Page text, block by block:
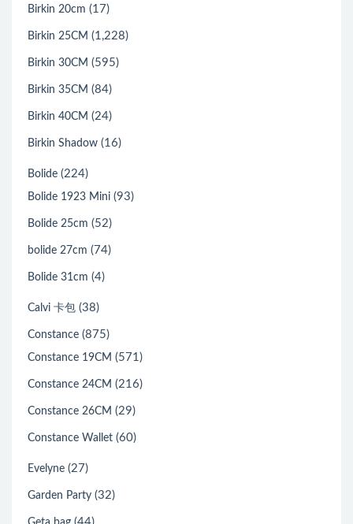
Birkin 20cm (17)
Birkin 25CM (1,228)
Birkin 30CM (595)
Birkin 35CM (84)
Birkin 40CM (24)
Birkin Shadow (16)
Bolide (224)
Bolide 1923 Mini (93)
Bolide 25cm (52)
bolide 27cm (74)
Bolide 31cm (4)
Calvi 卡包 (38)
Constance (875)
Constance 19CM (571)
Constance 24CM (216)
Constance 26CM (29)
Constance Wallet (60)
Evelyne (27)
Garden Party (32)